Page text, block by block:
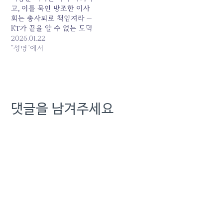
고, 이를 묵인 방조한 이사
회는 총사퇴로 책임져라 —
KT가 끝을 알 수 없는 도덕
적 해이의 늪에 빠져들고 있
다. 31만 명의 고객이 위약
의 온상이 되어…
2026.01.22
"성명"에서
댓글을 남겨주세요